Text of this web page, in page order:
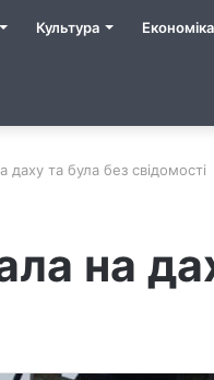
Культура Економіка
даху та була без свідомості
на